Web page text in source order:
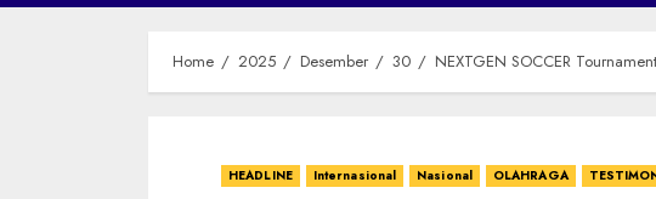
Home 2025 Desember 30 NEXTGEN SOCCER
HEADLINE Internasional Nasional OLAHRAGA